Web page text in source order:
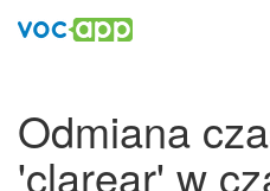
Odmiana
'clarear' w